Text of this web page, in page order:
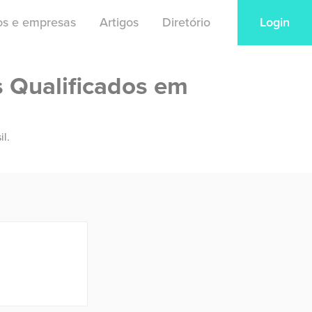
e empresas Artigos Diretório Login
Qualificados em